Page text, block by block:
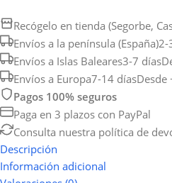
Recógelo en tienda (Segorbe,
Envíos a la península (España)2-
Envíos a Islas Baleares3-7 días
Envíos a Europa7-14 díasDesde
Pagos 100% seguros
Paga en 3 plazos con PayPal
Consulta nuestra política de
Descripción
Información adicional